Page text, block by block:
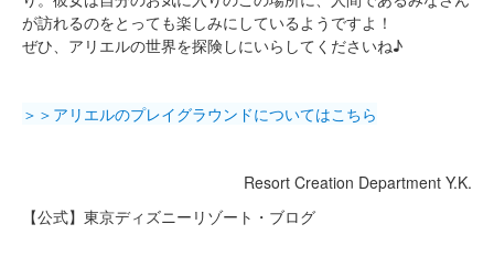
が訪れるのをとっても楽しみにしているようですよ！
ぜひ、アリエルの世界を探険しにいらしてくださいね♪
＞＞アリエルのプレイグラウンドについてはこちら
Resort Creation Department Y.K.
【公式】東京ディズニーリゾート・ブログ